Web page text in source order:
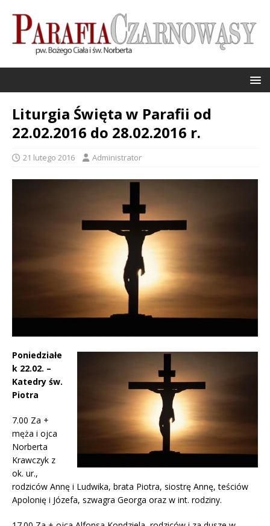
Liturgia Święta w Parafii od
22.02.2016 do 28.02.2016 r.
21 lutego 2016 Administrator
Poniedziałe
k 22.02. –
Katedry św.
Piotra
7.00 Za +
męża i ojca
Norberta
Krawczyk z
ok. ur.,
rodziców Annę i Ludwika, brata Piotra, siostrę Annę, teściów
Apolonię i Józefa, szwagra Georga oraz w int. rodziny.